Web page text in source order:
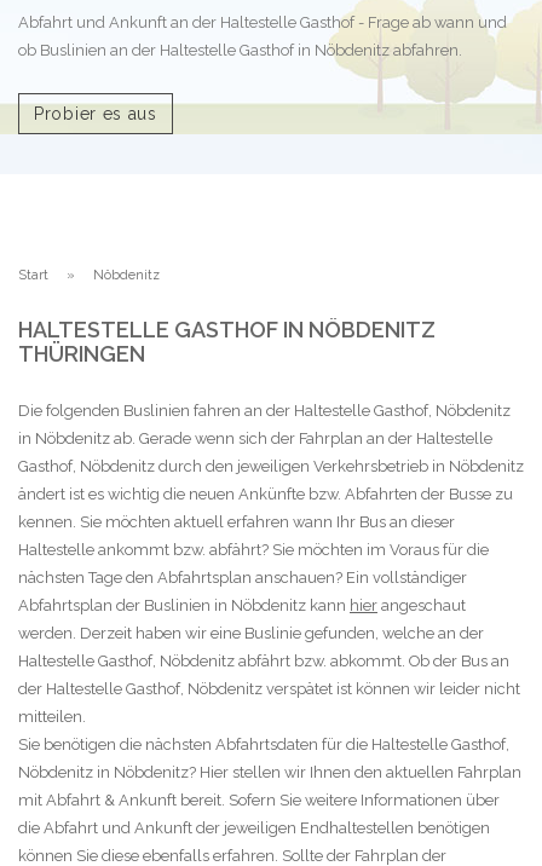
Abfahrt und Ankunft an der Haltestelle Gasthof - Frage ab wann und
ob Buslinien an der Haltestelle Gasthof in Nöbdenitz abfahren.
Probier es aus
Start Nöbdenitz
HALTESTELLE GASTHOF IN NÖBDENITZ
THÜRINGEN
Die folgenden Buslinien fahren an der Haltestelle Gasthof, Nöbdenitz
in Nöbdenitz ab. Gerade wenn sich der Fahrplan an der Haltestelle
Gasthof, Nöbdenitz durch den jeweiligen Verkehrsbetrieb in Nöbdenitz
ändert ist es wichtig die neuen Ankünfte bzw. Abfahrten der Busse zu
kennen. Sie möchten aktuell erfahren wann Ihr Bus an dieser
Haltestelle ankommt bzw. abfährt? Sie möchten im Voraus für die
nächsten Tage den Abfahrtsplan anschauen? Ein vollständiger
Abfahrtsplan der Buslinien in Nöbdenitz kann hier angeschaut
werden. Derzeit haben wir eine Buslinie gefunden, welche an der
Haltestelle Gasthof, Nöbdenitz abfährt bzw. abkommt. Ob der Bus an
der Haltestelle Gasthof, Nöbdenitz verspätet ist können wir leider nicht
mitteilen.
Sie benötigen die nächsten Abfahrtsdaten für die Haltestelle Gasthof,
Nöbdenitz in Nöbdenitz? Hier stellen wir Ihnen den aktuellen Fahrplan
mit Abfahrt & Ankunft bereit. Sofern Sie weitere Informationen über
die Abfahrt und Ankunft der jeweiligen Endhaltestellen benötigen
können Sie diese ebenfalls erfahren. Sollte der Fahrplan der